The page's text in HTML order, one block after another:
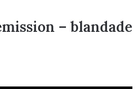
– blandade